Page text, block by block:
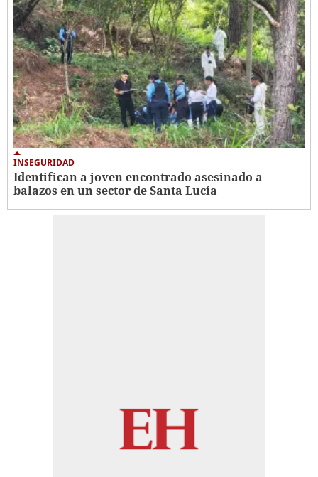
INSEGURIDAD
Identifican a joven encontrado asesinado a
balazos en un sector de Santa Lucía